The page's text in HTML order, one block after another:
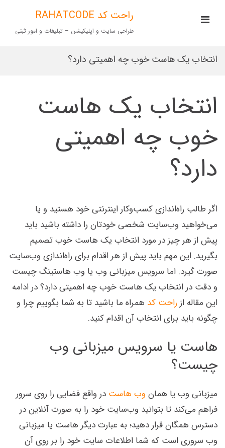
content
راحت کد RAHATCODE
طراحی سایت و اپلیکیشن – تبلیغات و امور ثبتیMenu
انتخاب یک هاست خوب چه اهمیتی دارد؟
انتخاب یک هاست
خوب چه اهمیتی
دارد؟
اگر طالب راه‌اندازی کسب‌وکار اینترنتی خود هستید و یا
می‌خواهید وب‌سایت شخصی خودتان را داشته باشید باید
پیش از هر چیز در مورد انتخاب یک هاست خوب تصمیم
بگیرید. این مهم باید پیش از هر اقدام برای راه‌اندازی وب‌سایت
صورت گیرد. اما سرویس میزبانی وب یا وب هاستینگ چیست
و دقت در انتخاب یک هاست خوب چه اهمیتی دارد؟ در ادامه
این مقاله ازراحت کد همراه ما باشید تا به شما بگوییم چرا و
چگونه باید برای انتخاب آن اقدام کنید.
هاست یا سرویس میزبانی وب
چیست؟
میزبانی وب یا همان وب هاست در واقع فضایی را روی سرور
فراهم می‌کند تا بتوانید وب‌سایت خود را به صورت آنلاین در
دسترس همگان قرار دهید؛ به عبارت دیگر هاست یا میزبانی
وب سروری است که شما اطلاعات سایت خود را بر روی آن